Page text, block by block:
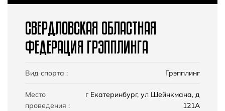
СВЕРДЛОВСКАЯ ОБЛАСТНАЯ
ФЕДЕРАЦИЯ ГРЭППЛИНГА
Вид спорта : Грэпплинг
Место
проведения :
г Екатеринбург, ул Шейнкмана, д
121А